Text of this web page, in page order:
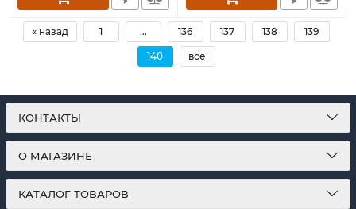
« назад 1 ... 136 137 138 139
140 все
КОНТАКТЫ
О МАГАЗИНЕ
КАТАЛОГ ТОВАРОВ